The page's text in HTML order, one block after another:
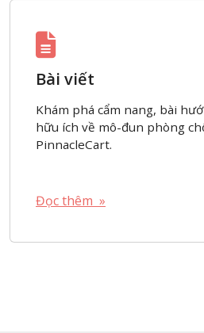
Bài viết
Khám phá cẩm nang, bài
hữu ích về mô-đun phòng
PinnacleCart.
Đọc thêm »